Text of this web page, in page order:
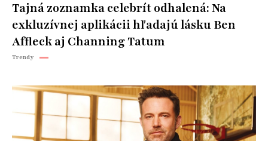
Tajná zoznamka celebrít odhalená: Na
exkluzívnej aplikácii hľadajú lásku Ben
Affleck aj Channing Tatum
Trendy